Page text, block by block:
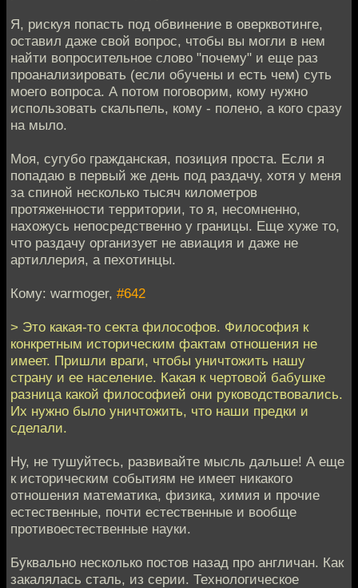
Я, рискуя попасть под обвинение в оверквотинге,
оставил даже свой вопрос, чтобы вы могли в нем
найти вопросительное слово "почему" и еще раз
проанализировать (если обучены и есть чем) суть
моего вопроса. А потом поговорим, кому нужно
использовать скальпель, кому - полено, а кого сразу
на мыло.
Моя, сугубо гражданская, позиция проста. Если я
попадаю в первый же день под раздачу, хотя у меня
за спиной несколько тысяч километров
протяженности территории, то я, несомненно,
нахожусь непосредственно у границы. Еще хуже то,
что раздачу организует не авиация и даже не
артиллерия, а пехотинцы.
Кому: warmoger, #642
> Это какая-то секта философов. Философия к
конкретным историческим фактам отношения не
имеет. Пришли враги, чтобы уничтожить нашу
страну и ее население. Какая к чертовой бабушке
разница какой философией они руководствовались.
Их нужно было уничтожить, что наши предки и
сделали.
Ну, не тушуйтесь, развивайте мысль дальше! А еще
к историческим событиям не имеет никакого
отношения математика, физика, химия и прочие
естественные, почти естественные и вообще
противоестественные науки.
Буквально несколько постов назад про англичан. Как
закалялась сталь, из серии. Технологическое